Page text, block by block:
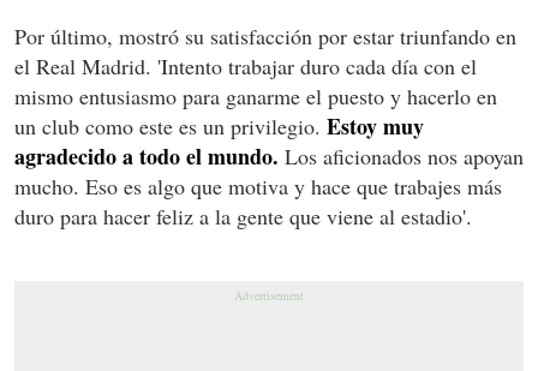
Por último, mostró su satisfacción por estar triunfando en
el Real Madrid. 'Intento trabajar duro cada día con el
mismo entusiasmo para ganarme el puesto y hacerlo en
un club como este es un privilegio. Estoy muy
agradecido a todo el mundo. Los aficionados nos apoyan
mucho. Eso es algo que motiva y hace que trabajes más
duro para hacer feliz a la gente que viene al estadio'.